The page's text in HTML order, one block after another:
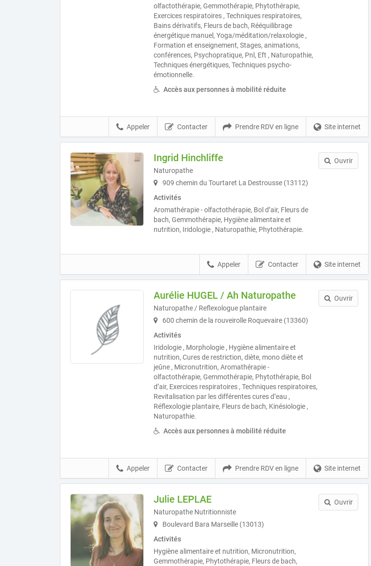
olfactothérapie, Gemmothérapie, Phytothérapie,
Exercices respiratoires , Techniques respiratoires,
Bains dérivatifs, Fleurs de bach, Rééquilibrage
énergétique manuel, Yoga/méditation/relaxologie ,
Formation et enseignement, Stages, animations,
conférences, Psychopratique, Pnl, Eft , Naturopathie,
Techniques énergétiques, Techniques psycho-
émotionnelle.
Accès aux personnes à mobilité réduite
Site internet
Prendre RDV en ligne
Contacter
Appeler
Ingrid Hinchliffe
Naturopathe
909 chemin du Tourtaret La Destrousse (13112)
Activités
Aromathérapie - olfactothérapie, Bol d’air, Fleurs de
bach, Gemmothérapie, Hygiène alimentaire et
nutrition, Iridologie , Naturopathie, Phytothérapie.
Ouvrir
Site internet
Contacter
Appeler
Aurélie HUGEL / Ah Naturopathe
Naturopathe / Reflexologue plantaire
600 chemin de la rouveirolle Roquevaire (13360)
Activités
Iridologie , Morphologie , Hygiène alimentaire et
nutrition, Cures de restriction, diète, mono diète et
jeûne , Micronutrition, Aromathérapie -
olfactothérapie, Gemmothérapie, Phytothérapie, Bol
d’air, Exercices respiratoires , Techniques respiratoires,
Revitalisation par les différentes cures d’eau ,
Réflexologie plantaire, Fleurs de bach, Kinésiologie ,
Naturopathie.
Accès aux personnes à mobilité réduite
Ouvrir
Site internet
Prendre RDV en ligne
Contacter
Appeler
Julie LEPLAE
Naturopathe Nutritionniste
Boulevard Bara Marseille (13013)
Activités
Hygiène alimentaire et nutrition, Micronutrition,
Gemmothérapie, Phytothérapie, Fleurs de bach,
Ouvrir